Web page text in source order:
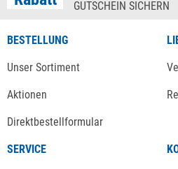
GUTSCHEIN SICHERN
BESTELLUNG
Unser Sortiment
Aktionen
Direktbestellformular
SERVICE